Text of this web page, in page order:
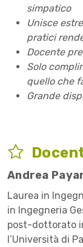
simpatico
Unisce
pratici
Docente
Solo
quello che
Grande
Andrea
Laurea in
in Ingegneria
post-dottorato
l’Università di